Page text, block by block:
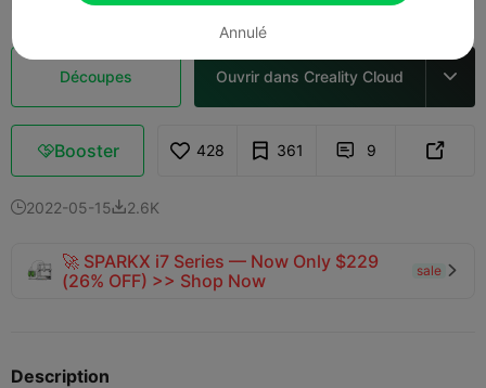
Découpes Ouvrir dans Creality Cloud 
Booster 428 361  9 
2022-05-152.6K
🚀 SPARKX i7 Series — Now Only $229
(26% OFF) >> Shop Now
sale 
Description
Annulé